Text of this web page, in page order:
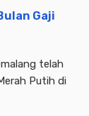
Gaji
telah
Putih di